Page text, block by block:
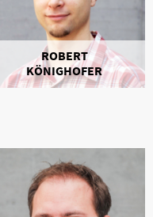
ROBERT
KÖNIGHOFER